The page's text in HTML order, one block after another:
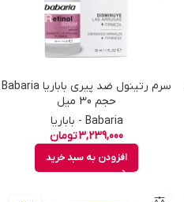
سرم رتینول ضد پیری باباریا Babaria
حجم 30 میل
Babaria - باباریا
3,239,000تومان
افزودن به سبد خرید